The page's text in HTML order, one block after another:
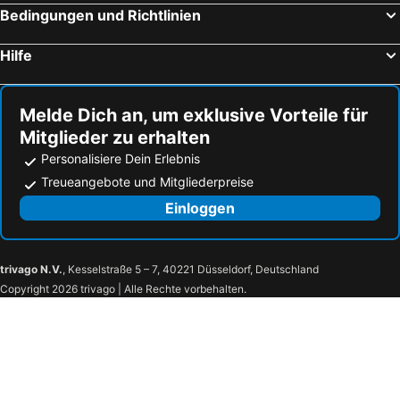
Bedingungen und Richtlinien
Hilfe
Melde Dich an, um exklusive Vorteile für
Mitglieder zu erhalten
Personalisiere Dein Erlebnis
Treueangebote und Mitgliederpreise
Einloggen
trivago N.V., Kesselstraße 5 – 7, 40221 Düsseldorf, Deutschland
Copyright 2026 trivago | Alle Rechte vorbehalten.